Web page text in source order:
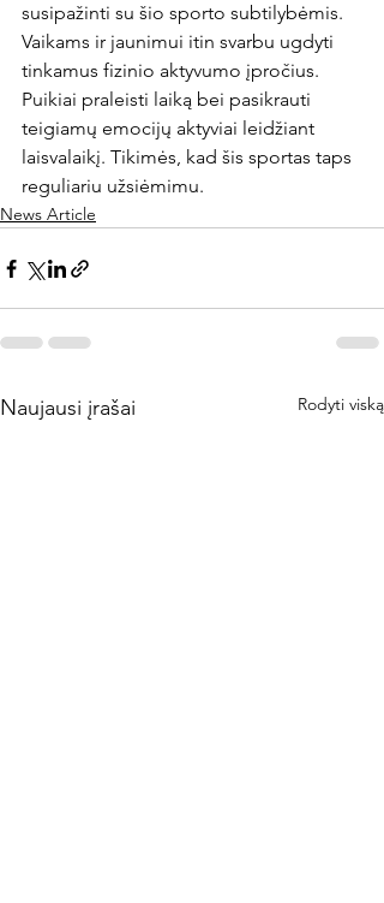
susipažinti su šio sporto subtilybėmis.
Vaikams ir jaunimui itin svarbu ugdyti
tinkamus fizinio aktyvumo įpročius.
Puikiai praleisti laiką bei pasikrauti
teigiamų emocijų aktyviai leidžiant
laisvalaikį. Tikimės, kad šis sportas taps
reguliariu užsiėmimu.
News Article
Naujausi įrašai Rodyti viską